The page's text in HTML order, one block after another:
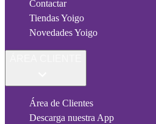
Contactar
Tiendas Yoigo
Novedades Yoigo
Área de Clientes
Descarga nuestra App